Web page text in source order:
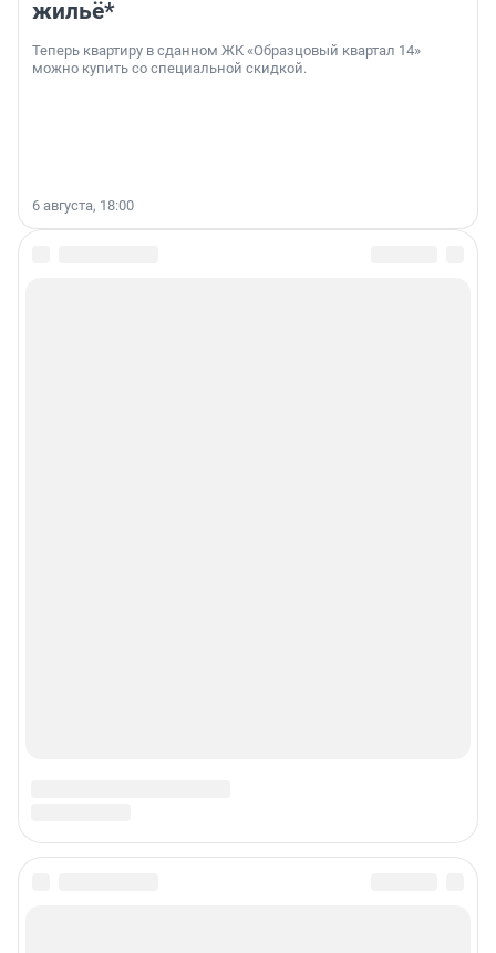
жильё*
Теперь квартиру в сданном ЖК «Образцовый квартал 14»
можно купить со специальной скидкой.
6 августа, 18:00